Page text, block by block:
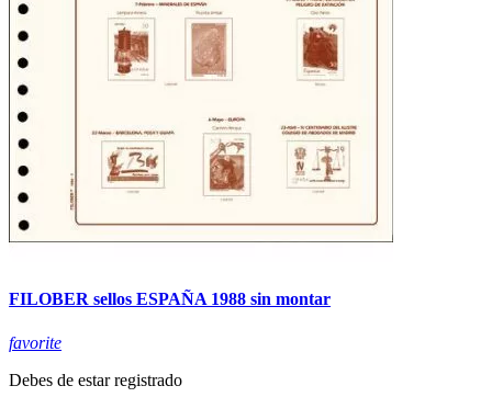
FILOBER sellos ESPAÑA 1988 sin montar
favorite
Debes de estar registrado